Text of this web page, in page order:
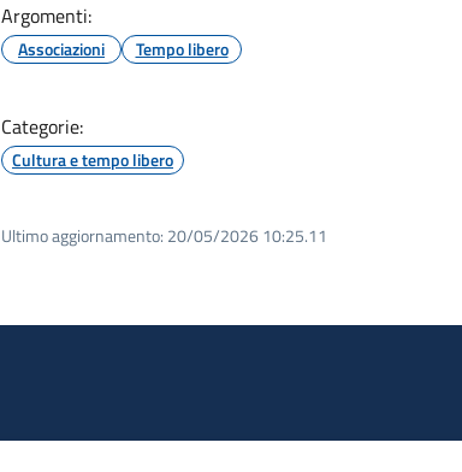
Argomenti:
Associazioni Tempo libero
Categorie:
Cultura e tempo libero
Ultimo aggiornamento: 20/05/2026 10:25.11